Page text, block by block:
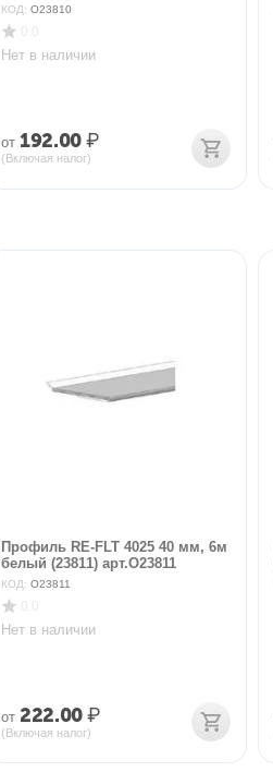
КОД: O23810
Нет в наличии
от 192.00₽
(Включая налог)
Профиль RE-FLT 4025 40 мм, 6м
белый (23811) арт.O23811
КОД: O23811
Нет в наличии
от 222.00₽
(Включая налог)